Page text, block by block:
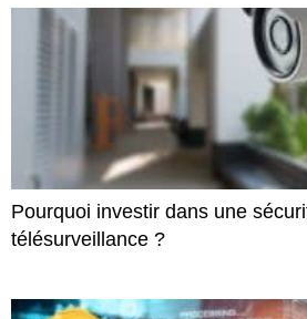
Pourquoi investir dans une
télésurveillance ?